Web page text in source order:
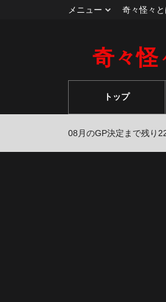
メニュー 奇々怪々と
奇々怪
トップ
08月のGP決定まで残り